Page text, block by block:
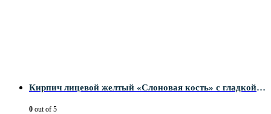
Кирпич лицевой желтый «Слоновая кость» с гладкой поверхностью
0 out of 5